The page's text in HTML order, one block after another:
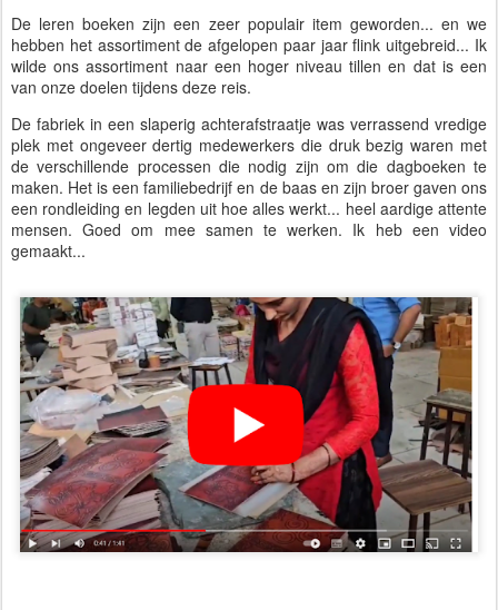
De leren boeken zijn een zeer populair item geworden... en we
hebben het assortiment de afgelopen paar jaar flink uitgebreid... Ik
wilde ons assortiment naar een hoger niveau tillen en dat is een
van onze doelen tijdens deze reis.
De fabriek in een slaperig achterafstraatje was verrassend vredige
plek met ongeveer dertig medewerkers die druk bezig waren met
de verschillende processen die nodig zijn om die dagboeken te
maken. Het is een familiebedrijf en de baas en zijn broer gaven ons
een rondleiding en legden uit hoe alles werkt... heel aardige attente
mensen. Goed om mee samen te werken. Ik heb een video
gemaakt...